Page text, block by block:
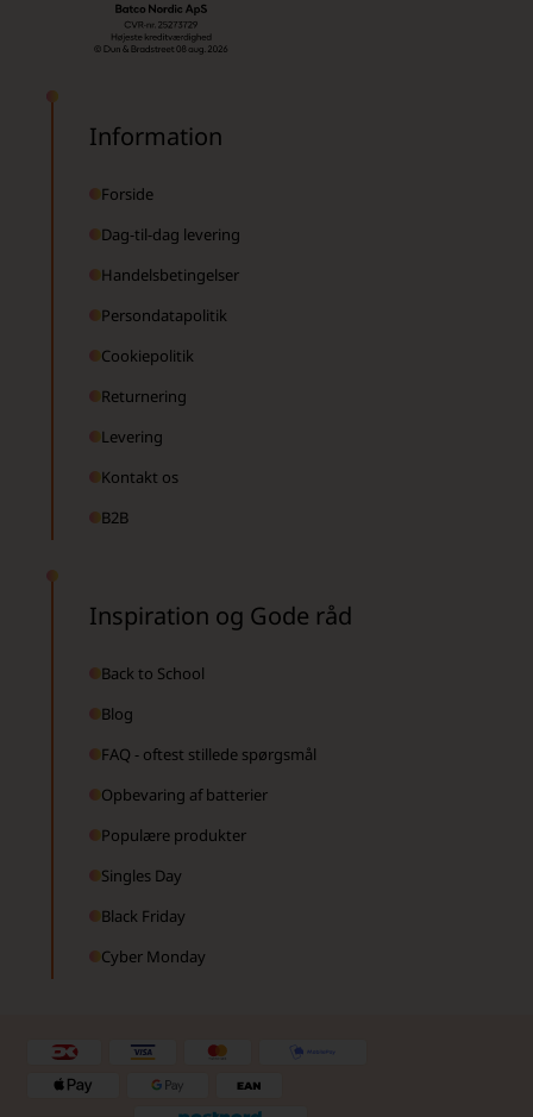
Information
Forside
Dag-til-dag levering
Handelsbetingelser
Persondatapolitik
Cookiepolitik
Returnering
Levering
Kontakt os
B2B
Inspiration og Gode råd
Back to School
Blog
FAQ - oftest stillede spørgsmål
Opbevaring af batterier
Populære produkter
Singles Day
Black Friday
Cyber Monday